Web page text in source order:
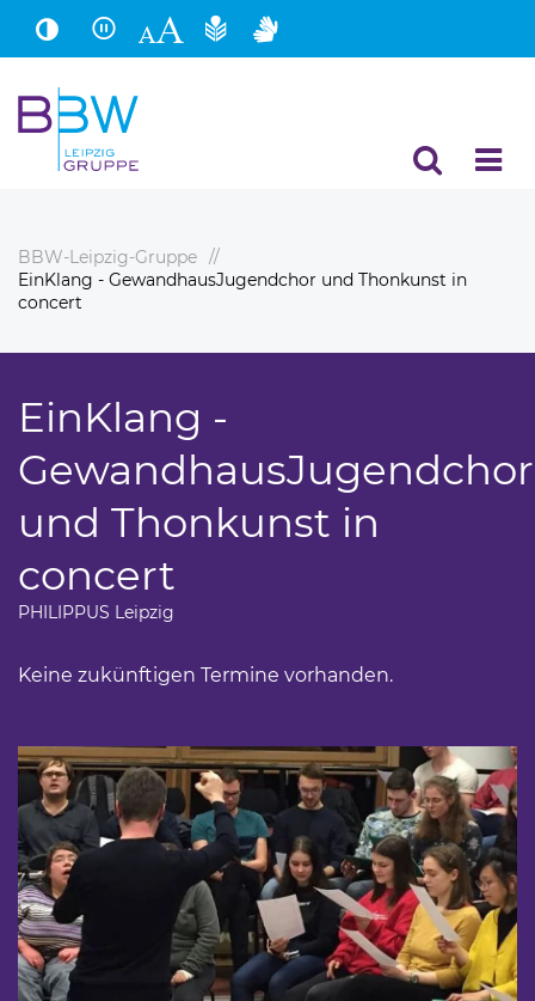
Hauptinhalt
Fußbereich
BBW-Leipzig-Gruppe
EinKlang - GewandhausJugendchor und Thonkunst in
concert
EinKlang -
GewandhausJugendchor
und Thonkunst in
concert
PHILIPPUS Leipzig
Keine zukünftigen Termine vorhanden.